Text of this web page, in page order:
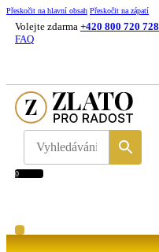
Přeskočit na hlavní obsah Přeskočit na zápatí
Volejte zdarma +420 800 720 728
FAQ
0